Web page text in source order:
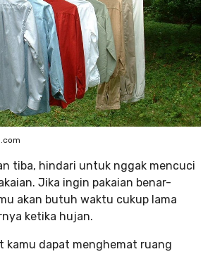
tiba, hindari untuk nggak mencuci
Jika ingin pakaian benar-
akan butuh waktu cukup lama
ketika hujan.
kamu dapat menghemat ruang